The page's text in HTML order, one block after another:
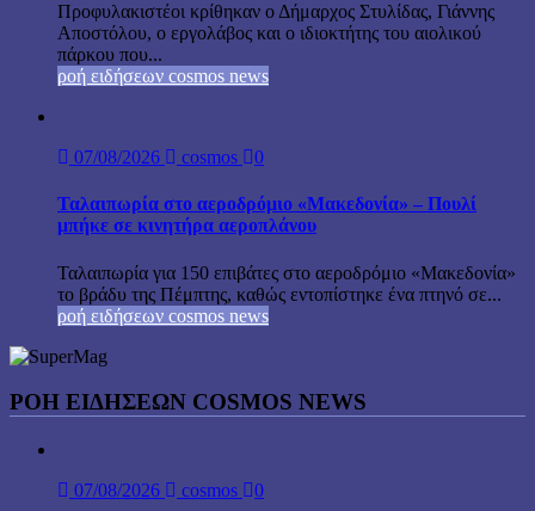
Προφυλακιστέοι κρίθηκαν ο Δήμαρχος Στυλίδας, Γιάννης
Αποστόλου, ο εργολάβος και ο ιδιοκτήτης του αιολικού
πάρκου που...
ροή ειδήσεων cosmos news
07/08/2026 cosmos 0
Ταλαιπωρία στο αεροδρόμιο «Μακεδονία» – Πουλί
μπήκε σε κινητήρα αεροπλάνου
Ταλαιπωρία για 150 επιβάτες στο αεροδρόμιο «Μακεδονία»
το βράδυ της Πέμπτης, καθώς εντοπίστηκε ένα πτηνό σε...
ροή ειδήσεων cosmos news
ΡΟΉ ΕΙΔΉΣΕΩΝ COSMOS NEWS
07/08/2026 cosmos 0